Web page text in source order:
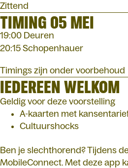
Zittend
TIMING 05 MEI
19:00 Deuren
20:15 Schopenhauer
Timings zijn onder voorbehoud
IEDEREEN WELKOM
Geldig voor deze voorstelling
A-kaarten met
Cultuurshocks
Ben je slechthorend? Tijdens
MobileConnect. Met deze app